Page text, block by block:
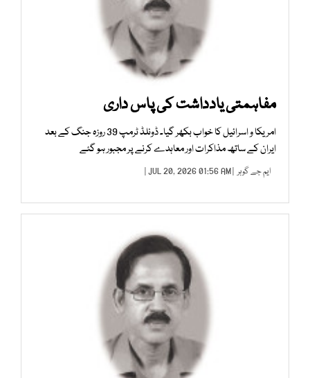
مفاہمتی یادداشت کی پاس داری
امریکا و اسرائیل کا خواب بکھر گیا۔ ڈونلڈ ٹرمپ 39 روزہ جنگ کے بعد
ایران کے ساتھ مذاکرات اور معاہدے کرنے پر مجبور ہو گئے
ایم جے گوہر | JUL 20, 2026 01:56 AM |